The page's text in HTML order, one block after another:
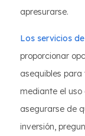
apresurarse.
Los servicios
proporcionar
asequibles
mediante el
asegurarse de
inversión,